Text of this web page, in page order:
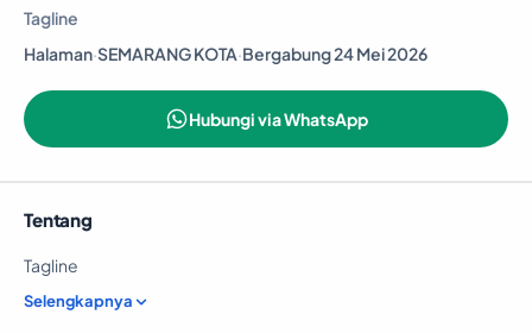
Tagline
Halaman·SEMARANG KOTA·Bergabung 24 Mei 2026
Hubungi via WhatsApp
Tentang
Tagline
Selengkapnya